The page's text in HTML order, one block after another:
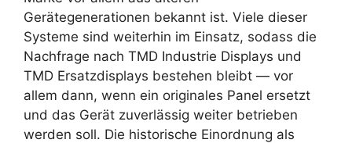
Gerätegenerationen bekannt ist. Viele dieser
Systeme sind weiterhin im Einsatz, sodass die
Nachfrage nach TMD Industrie Displays und
TMD Ersatzdisplays bestehen bleibt — vor
allem dann, wenn ein originales Panel ersetzt
und das Gerät zuverlässig weiter betrieben
werden soll. Die historische Einordnung als